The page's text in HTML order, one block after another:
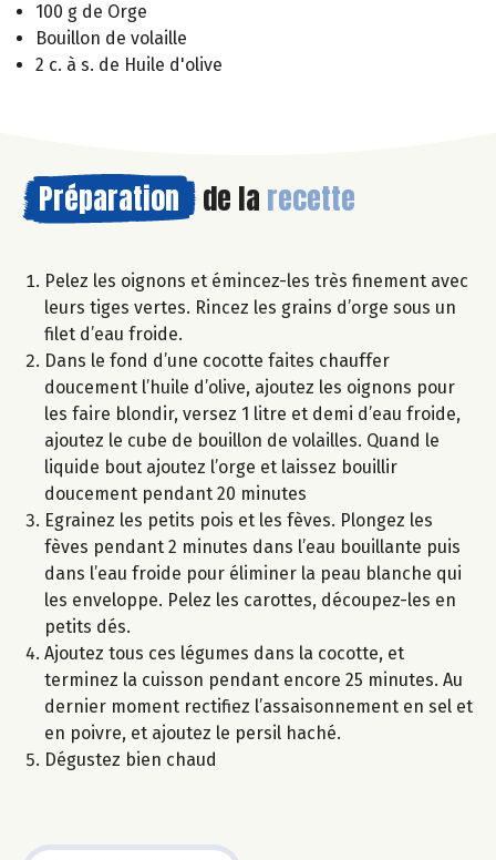
100 g de Orge
Bouillon de volaille
2 c. à s. de Huile d'olive
Préparation de la recette
Pelez les oignons et émincez-les très finement avec
leurs tiges vertes. Rincez les grains d’orge sous un
filet d’eau froide.
Dans le fond d’une cocotte faites chauffer
doucement l’huile d’olive, ajoutez les oignons pour
les faire blondir, versez 1 litre et demi d’eau froide,
ajoutez le cube de bouillon de volailles. Quand le
liquide bout ajoutez l’orge et laissez bouillir
doucement pendant 20 minutes
Egrainez les petits pois et les fèves. Plongez les
fèves pendant 2 minutes dans l’eau bouillante puis
dans l’eau froide pour éliminer la peau blanche qui
les enveloppe. Pelez les carottes, découpez-les en
petits dés.
Ajoutez tous ces légumes dans la cocotte, et
terminez la cuisson pendant encore 25 minutes. Au
dernier moment rectifiez l’assaisonnement en sel et
en poivre, et ajoutez le persil haché.
Dégustez bien chaud